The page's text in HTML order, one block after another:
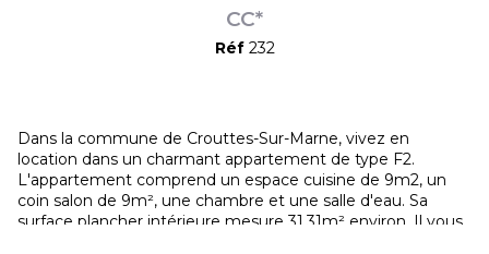
CC*
Réf 232
Dans la commune de Crouttes-Sur-Marne, vivez en
location dans un charmant appartement de type F2.
L'appartement comprend un espace cuisine de 9m2, un
coin salon de 9m², une chambre et une salle d'eau. Sa
surface plancher intérieure mesure 31.31m² environ. Il vous